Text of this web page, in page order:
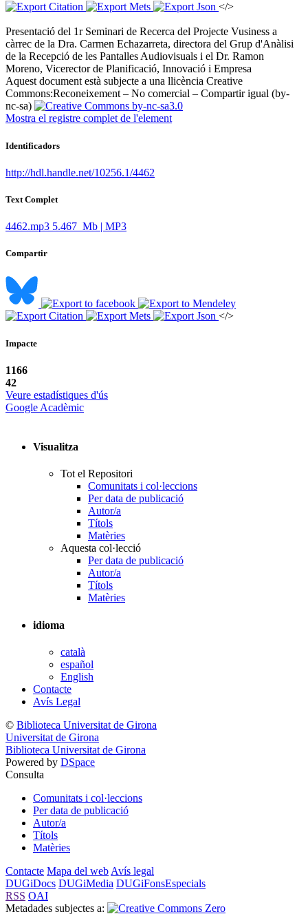
</>
Presentació del 1r Seminari de Recerca del Projecte Vusiness a
càrrec de la Dra. Carmen Echazarreta, directora del Grup d'Anàlisi
de la Recepció de les Pantalles Audiovisuals i el Dr. Ramon
Moreno, Vicerector de Planificació, Innovació i Empresa ​
Aquest document està subjecte a una llicència Creative
Commons:Reconeixement – No comercial – Compartir igual (by-
nc-sa)
Mostra el registre complet de l'element
Identificadors
http://hdl.handle.net/10256.1/4462
Text Complet
4462.mp3 5.467 Mb | MP3
Compartir
</>
Impacte
1166
42
Veure estadístiques d'ús
Google Acadèmic
Visualitza
Tot el Repositori
Comunitats i col·leccions
Per data de publicació
Autor/a
Títols
Matèries
Aquesta col·lecció
Per data de publicació
Autor/a
Títols
Matèries
idioma
català
español
English
Contacte
Avís Legal
© Biblioteca Universitat de Girona
Universitat de Girona
Biblioteca Universitat de Girona
Powered by DSpace
Consulta
Comunitats i col·leccions
Per data de publicació
Autor/a
Títols
Matèries
Contacte Mapa del web Avís legal
DUGiDocs DUGiMedia DUGiFonsEspecials
RSS OAI
Metadades subjectes a: